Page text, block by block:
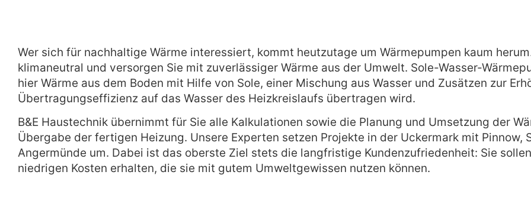
Wer sich für nachhaltige Wärme interessiert, kommt heutzutage um Wärmepumpen kaum
klimaneutral und versorgen Sie mit zuverlässiger Wärme aus der Umwelt. Sole-Wasser-
hier Wärme aus dem Boden mit Hilfe von Sole, einer Mischung aus Wasser und Zusätzen zur
Übertragungseffizienz auf das Wasser des Heizkreislaufs übertragen wird.
B&E Haustechnik übernimmt für Sie alle Kalkulationen sowie die Planung und Umsetzung der
Übergabe der fertigen Heizung. Unsere Experten setzen Projekte in der Uckermark mit Pinnow,
Angermünde um. Dabei ist das oberste Ziel stets die langfristige Kundenzufriedenheit: Sie
niedrigen Kosten erhalten, die sie mit gutem Umweltgewissen nutzen können.